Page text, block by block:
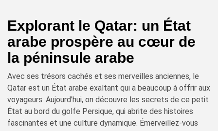
Explorant le Qatar: un État
arabe prospère au cœur de
la péninsule arabe
Avec ses trésors cachés et ses merveilles anciennes, le
Qatar est un État arabe exaltant qui a beaucoup à offrir aux
voyageurs. Aujourd'hui, on découvre les secrets de ce petit
État au bord du golfe Persique, qui abrite des histoires
fascinantes et une culture dynamique. Émerveillez-vous